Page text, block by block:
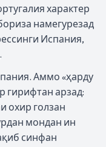
характер
намегурезад
Испания,
Аммо «ҳарду
гирифтан арзад:
охир голзан
мондан ин
синфан